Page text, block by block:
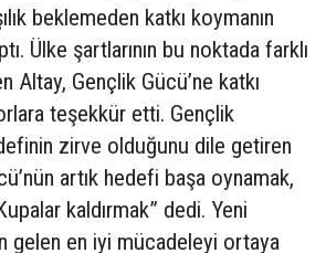
beklemeden katkı koymanın
Ülke şartlarının bu noktada farklı
Altay, Gençlik Gücü’ne katkı
teşekkür etti. Gençlik
zirve olduğunu dile getiren
artık hedefi başa oynamak,
kaldırmak” dedi. Yeni
gelen en iyi mücadeleyi ortaya